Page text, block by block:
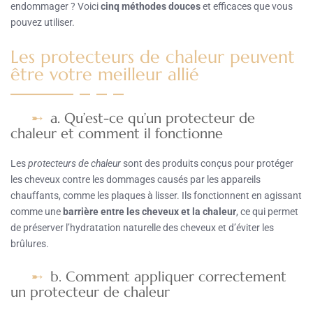
endommager ? Voicicinq méthodes douceset efficaces que vous
pouvez utiliser.
Les protecteurs de chaleur peuvent
être votre meilleur allié
a. Qu’est-ce qu’un protecteur de
chaleur et comment il fonctionne
Lesprotecteurs de chaleur sont des produits conçus pour protéger
les cheveux contre les dommages causés par les appareils
chauffants, comme les plaques à lisser. Ils fonctionnent en agissant
comme une barrière entre les cheveux et la chaleur, ce qui permet
de préserver l’hydratation naturelle des cheveux et d’éviter les
brûlures.
b. Comment appliquer correctement
un protecteur de chaleur